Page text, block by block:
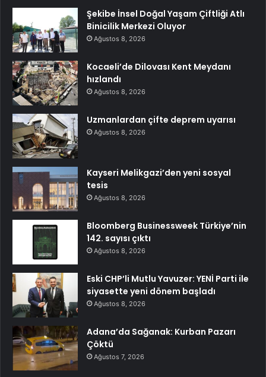
Şekibe İnsel Doğal Yaşam Çiftliği Atlı
Binicilik Merkezi Oluyor
Ağustos 8, 2026
Kocaeli’de Dilovası Kent Meydanı
hızlandı
Ağustos 8, 2026
Uzmanlardan çifte deprem uyarısı
Ağustos 8, 2026
Kayseri Melikgazi’den yeni sosyal
tesis
Ağustos 8, 2026
Bloomberg Businessweek Türkiye’nin
142. sayısı çıktı
Ağustos 8, 2026
Eski CHP’li Mutlu Yavuzer: YENİ Parti ile
siyasette yeni dönem başladı
Ağustos 8, 2026
Adana’da Sağanak: Kurban Pazarı
Çöktü
Ağustos 7, 2026